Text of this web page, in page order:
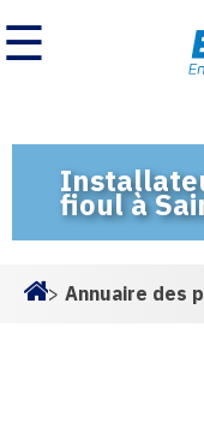
☰
fioul à
> Annuaire des